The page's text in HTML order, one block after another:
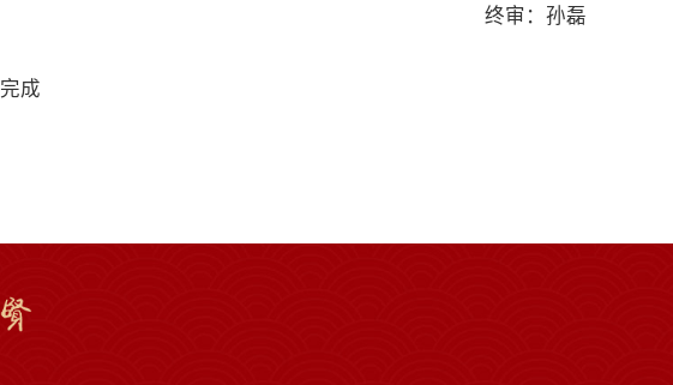
终审：孙磊
成